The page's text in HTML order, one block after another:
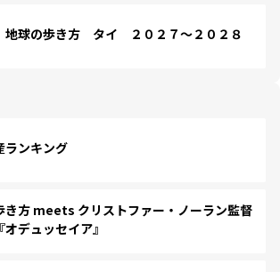
球の歩き方 タイ ２０２７～２０２８
ランキング
き方 meets クリストファー・ノーラン監督
デュッセイア』